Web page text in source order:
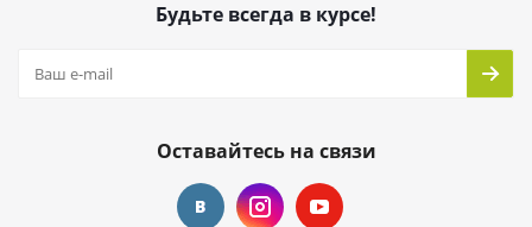
Будьте всегда в курсе!
Оставайтесь на связи